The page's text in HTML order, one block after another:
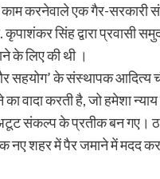
करनेवाले एक गैर-सरकारी
सिंह द्वारा प्रवासी
के लिए की थी ।
के संस्थापक आदित्य
वादा करती है, जो हमेशा
संकल्प के प्रतीक बन गए।
नए शहर में पैर जमाने में मदद